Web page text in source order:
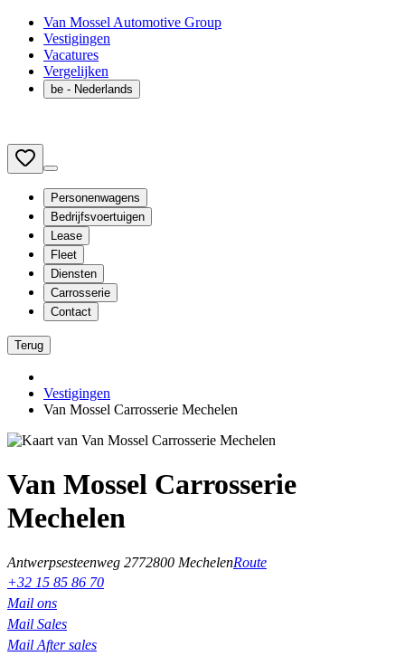
Van Mossel Automotive Group
Vestigingen
Vacatures
Vergelijken
be - Nederlands
Personenwagens
Bedrijfsvoertuigen
Lease
Fleet
Diensten
Carrosserie
Contact
Terug
Vestigingen
Van Mossel Carrosserie Mechelen
Van Mossel Carrosserie
Mechelen
Antwerpsesteenweg 2772800 MechelenRoute
+32 15 85 86 70
Mail ons
Mail Sales
Mail After sales